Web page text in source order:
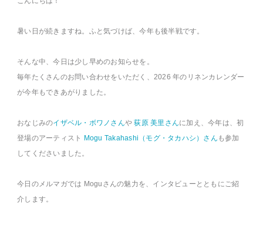
暑い日が続きますね。ふと気づけば、今年も後半戦です。
そんな中、今日は少し早めのお知らせを。
毎年たくさんのお問い合わせをいただく、2026 年のリネンカレンダー
が今年もできあがりました。
おなじみのイザベル・ボワノさんや荻原 美里さんに加え、今年は、初
登場のアーティスト
Mogu Takahashi（モグ・タカハシ）さん も参加
してくださいました。
今日のメルマガでは Moguさんの魅力を、インタビューとともにご紹
介します。